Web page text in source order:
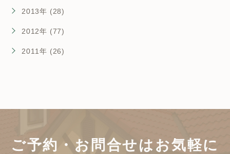
2013年 (28)
2012年 (77)
2011年 (26)
ご予約・お問合せは お気軽に